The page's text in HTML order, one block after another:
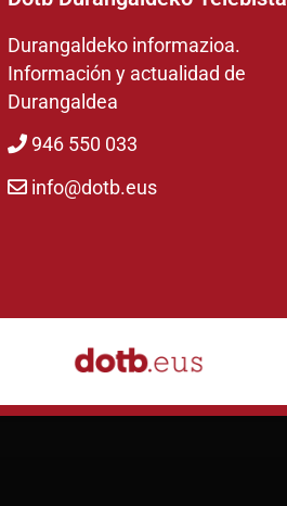
Durangaldeko informazioa.
Información y actualidad de
Durangaldea
946 550 033
info@dotb.eus